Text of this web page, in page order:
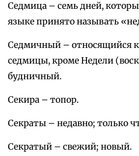
Седмица – семь дней,
языке принято называть
Седмичный – относящийся
седмицы, кроме Недели
будничный.
Секира – топор.
Секраты – недавно; только
Секратый – свежий; новый.